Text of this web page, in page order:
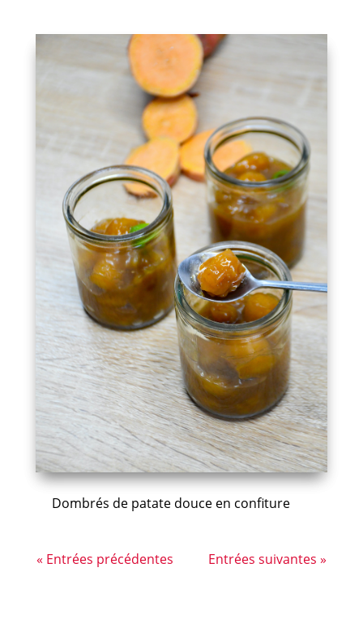
Dombrés de patate douce en confiture
« Entrées précédentes Entrées suivantes »